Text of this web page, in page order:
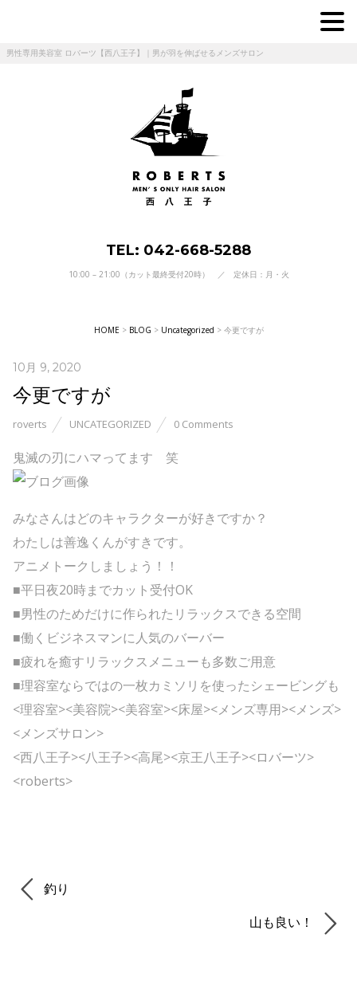
男性専用美容室 ロバーツ【西八王子】｜男が羽を伸ばせるメンズサロン
TEL: 042-668-5288
10:00 – 21:00（カット最終受付20時） ／ 定休日：月・火
HOME > BLOG > Uncategorized > 今更ですが
10月 9, 2020
今更ですが
roverts UNCATEGORIZED 0 Comments
鬼滅の刃にハマってます 笑
みなさんはどのキャラクターが好きですか？
わたしは善逸くんがすきです。
アニメトークしましょう！！
■平日夜20時までカット受付OK
■男性のためだけに作られたリラックスできる空間
■働くビジネスマンに人気のバーバー
■疲れを癒すリラックスメニューも多数ご用意
■理容室ならではの一枚カミソリを使ったシェービングも
<理容室><美容院><美容室><床屋><メンズ専用><メンズ>
<メンズサロン>
<西八王子><八王子><高尾><京王八王子><ロバーツ>
<roberts>
釣り
山も良い！